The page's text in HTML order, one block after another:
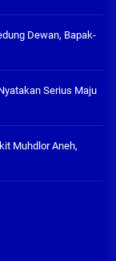
Dewan, Bapak-
Serius Maju
Muhdlor Aneh,